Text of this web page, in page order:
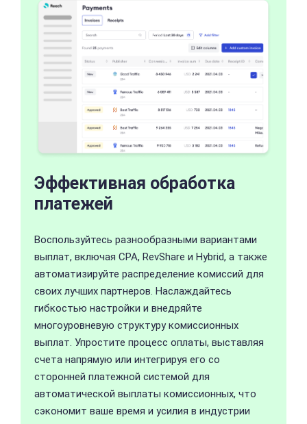
Эффективная обработка
платежей
Воспользуйтесь разнообразными вариантами
выплат, включая CPA, RevShare и Hybrid, а также
автоматизируйте распределение комиссий для
своих лучших партнеров. Наслаждайтесь
гибкостью настройки и внедряйте
многоуровневую структуру комиссионных
выплат. Упростите процесс оплаты, выставляя
счета напрямую или интегрируя его со
сторонней платежной системой для
автоматической выплаты комиссионных, что
сэкономит ваше время и усилия в индустрии